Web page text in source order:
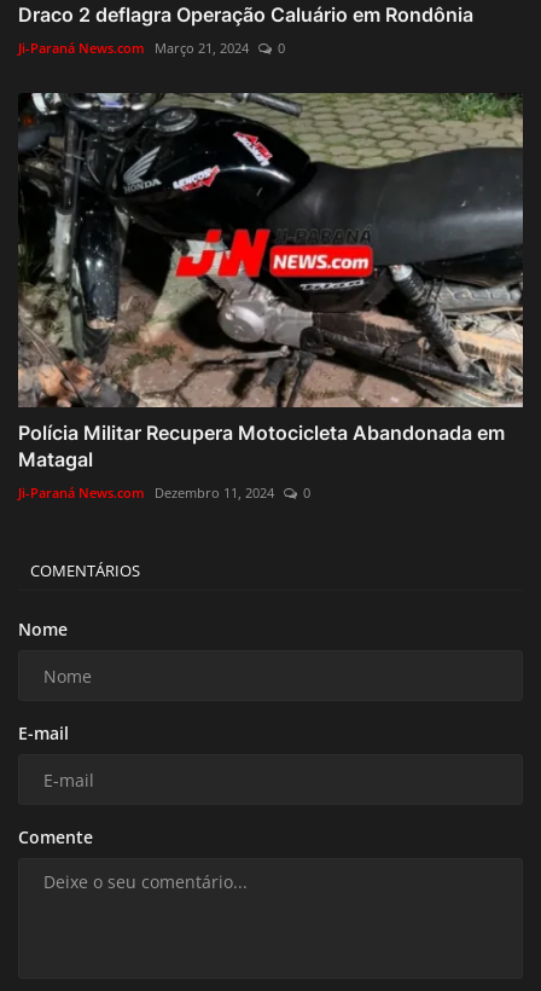
Draco 2 deflagra Operação Caluário em Rondônia
Ji-Paraná News.com Março 21, 2024 0
Polícia Militar Recupera Motocicleta Abandonada em
Matagal
Ji-Paraná News.com Dezembro 11, 2024 0
COMENTÁRIOS
Nome
E-mail
Comente